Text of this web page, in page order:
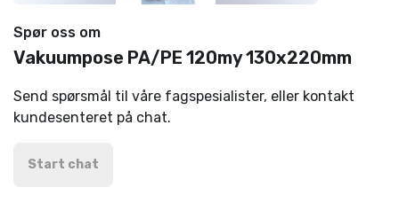
Spør oss om
Vakuumpose PA/PE 120my 130x220mm
Send spørsmål til våre fagspesialister, eller kontakt
kundesenteret på chat.
Start chat